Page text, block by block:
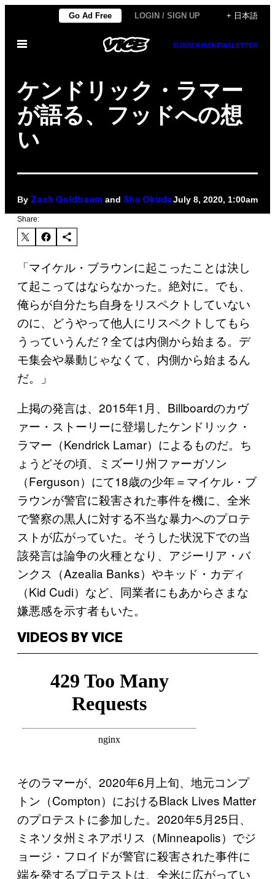
content
Go Ad Free LOGIN / SIGN UP + 日本語
Open
SUBSCRIBENEWSLETTER
ケンドリック・ラマー
が語る、フッドへの想
い
By Zach Goldbaum and Sho OkudaJuly 8, 2020, 1:00am
Share:
「マイケル・ブラウンに起こったことは決し
て起こってはならなかった。絶対に。でも、
俺らが自分たち自身をリスペクトしていない
のに、どうやって他人にリスペクトしてもら
うっていうんだ？全ては内側から始まる。デ
モ集会や暴動じゃなくて、内側から始まるん
だ。」
上掲の発言は、2015年1月、Billboardのカヴ
ァー・ストーリーに登場したケンドリック・
ラマー（Kendrick Lamar）によるものだ。ち
ょうどその頃、ミズーリ州ファーガソン
（Ferguson）にて18歳の少年＝マイケル・ブ
ラウンが警官に殺害された事件を機に、全米
で警察の黒人に対する不当な暴力へのプロテ
ストが広がっていた。そうした状況下での当
該発言は論争の火種となり、アジーリア・バ
ンクス（Azealia Banks）やキッド・カディ
（Kid Cudi）など、同業者にもあからさまな
嫌悪感を示す者もいた。
VIDEOS BY VICE
そのラマーが、2020年6月上旬、地元コンプ
トン（Compton）におけるBlack Lives Matter
のプロテストに参加した。2020年5月25日、
ミネソタ州ミネアポリス（Minneapolis）でジ
ョージ・フロイドが警官に殺害された事件に
端を発するプロテストは、全米に広がってい